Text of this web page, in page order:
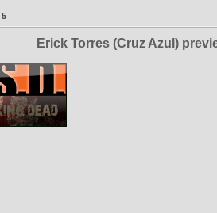
5
Erick Torres (Cruz Azul)